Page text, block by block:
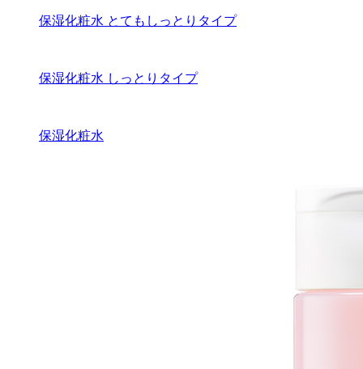
保湿化粧水 とてもしっとりタイプ
保湿化粧水 しっとりタイプ
保湿化粧水